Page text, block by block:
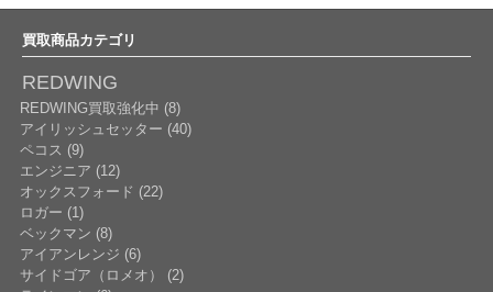
買取商品カテゴリ
REDWING
REDWING買取強化中 (8)
アイリッシュセッター (40)
ペコス (9)
エンジニア (12)
オックスフォード (22)
ロガー (1)
ベックマン (8)
アイアンレンジ (6)
サイドゴア（ロメオ） (2)